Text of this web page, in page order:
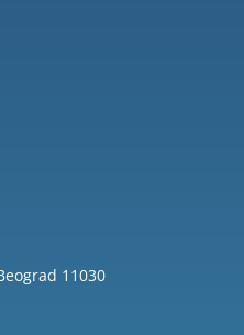
11030